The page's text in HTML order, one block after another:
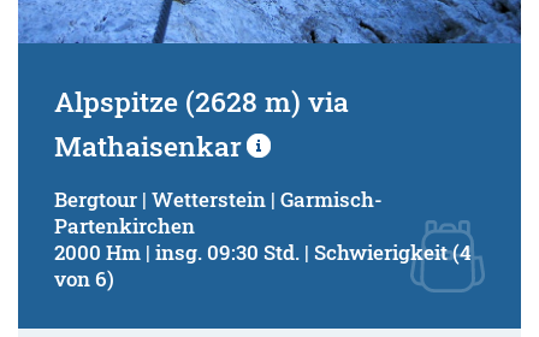
Alpspitze (2628 m) via
Mathaisenkar
Bergtour | Wetterstein | Garmisch-
Partenkirchen
2000 Hm | insg. 09:30 Std. | Schwierigkeit (4
von 6)